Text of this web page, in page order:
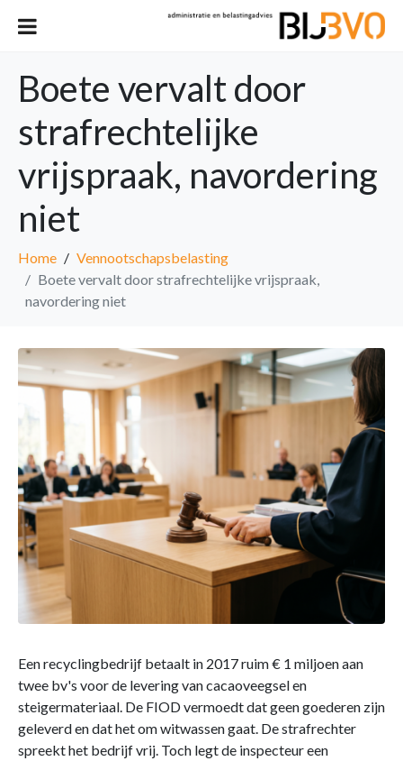
Boete vervalt door
strafrechtelijke
vrijspraak, navordering
niet
Home
Vennootschapsbelasting
Boete vervalt door strafrechtelijke vrijspraak,
navordering niet
Een recyclingbedrijf betaalt in 2017 ruim € 1 miljoen aan
twee bv's voor de levering van cacaoveegsel en
steigermateriaal. De FIOD vermoedt dat geen goederen zijn
geleverd en dat het om witwassen gaat. De strafrechter
spreekt het bedrijf vrij. Toch legt de inspecteur een